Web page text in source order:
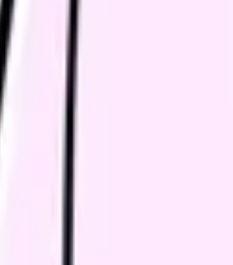
の「実施者」要件です（HE3）。
労働者の健康管理に
験を積む）ことで、ストレスチェックの実施
ましょう。